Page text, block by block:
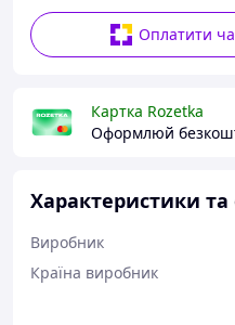
Оплатити
Картка Rozetka
Оформлюй
Характеристики та
Виробник
Країна виробник